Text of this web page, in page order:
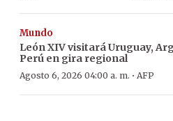
Mundo
León XIV visitará Uruguay,
Perú en gira regional
Agosto 6, 2026 04:00 a. m. · AFP